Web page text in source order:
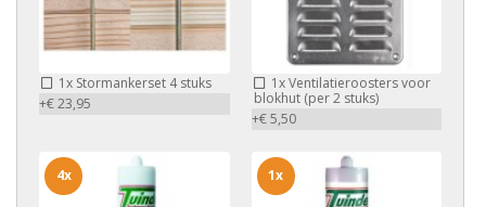
1x Stormankerset 4 stuks
+€ 23,95
1xVentilatieroosters voor
blokhut (per 2 stuks)
+€ 5,50
4x 1x